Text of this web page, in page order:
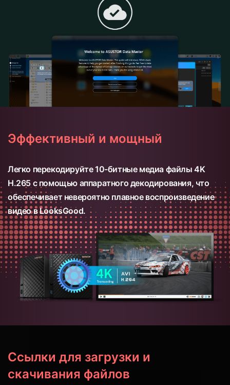
Эффективный и мощный
Легко перекодируйте 10-битные медиа файлы 4K
H.265 с помощью аппаратного декодирования, что
обеспечивает невероятно плавное воспроизведение
видео в LooksGood.
Ссылки для загрузки и
скачивания файлов